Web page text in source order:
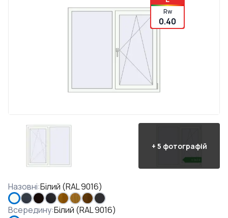
Rw
0.40
+ 5 фотографій
Назовні:Білий (RAL 9016)
Всередину:Білий (RAL 9016)